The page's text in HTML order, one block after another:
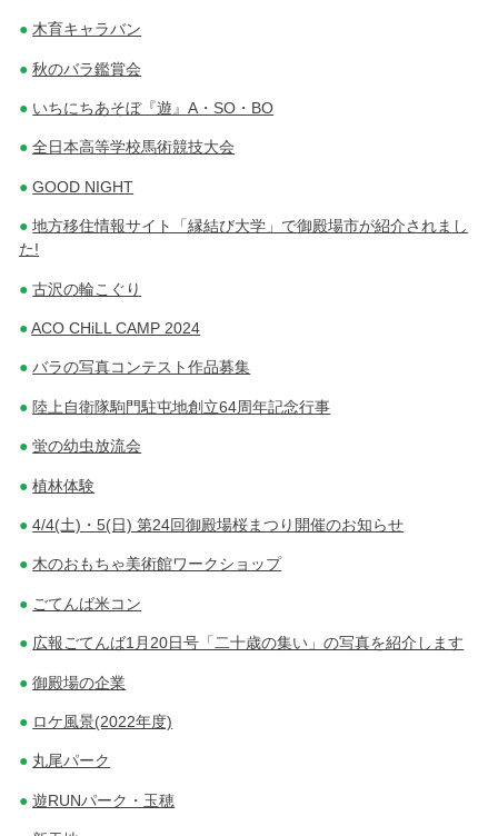
木育キャラバン
秋のバラ鑑賞会
いちにちあそぼ『遊』A・SO・BO
全日本高等学校馬術競技大会
GOOD NIGHT
地方移住情報サイト「縁結び大学」で御殿場市が紹介されまし
た!
古沢の輪こぐり
ACO CHiLL CAMP 2024
バラの写真コンテスト作品募集
陸上自衛隊駒門駐屯地創立64周年記念行事
蛍の幼虫放流会
植林体験
4/4(土)・5(日) 第24回御殿場桜まつり開催のお知らせ
木のおもちゃ美術館ワークショップ
ごてんば米コン
広報ごてんば1月20日号「二十歳の集い」の写真を紹介します
御殿場の企業
ロケ風景(2022年度)
丸尾パーク
遊RUNパーク・玉穂